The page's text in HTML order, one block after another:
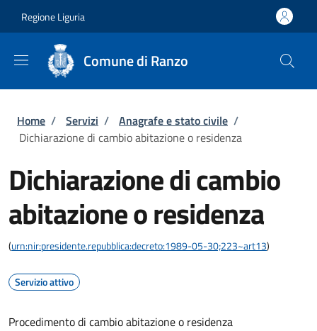
Regione Liguria
Comune di Ranzo
Briciole di pane
Home / Servizi / Anagrafe e stato civile /
Dichiarazione di cambio abitazione o residenza
Dichiarazione di cambio
abitazione o residenza
(urn:nir:presidente.repubblica:decreto:1989-05-30;223~art13)
Servizio attivo
Procedimento di cambio abitazione o residenza